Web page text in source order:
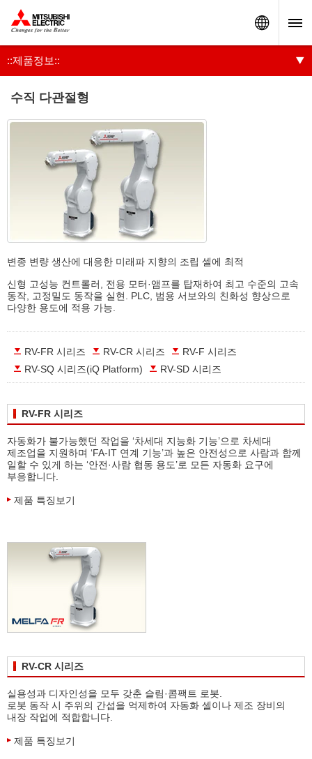
::제품정보::
수직 다관절형
변종 변량 생산에 대응한 미래파 지향의 조립 셀에 최적
신형 고성능 컨트롤러, 전용 모터·앰프를 탑재하여 최고 수준의 고속
동작, 고정밀도 동작을 실현. PLC, 범용 서보와의 친화성 향상으로
다양한 용도에 적용 가능.
RV-FR 시리즈 RV-CR 시리즈
RV-F 시리즈
RV-SQ 시리즈(iQ Platform)
RV-SD 시리즈
RV-FR 시리즈
자동화가 불가능했던 작업을 ‘차세대 지능화 기능’으로 차세대
제조업을 지원하며 ‘FA-IT 연계 기능’과 높은 안전성으로 사람과 함께
일할 수 있게 하는 ‘안전·사람 협동 용도’로 모든 자동화 요구에
부응합니다.
제품 특징보기
RV-CR 시리즈
실용성과 디자인성을 모두 갖춘 슬림·콤팩트 로봇.
로봇 동작 시 주위의 간섭을 억제하여 자동화 셀이나 제조 장비의
내장 작업에 적합합니다.
제품 특징보기